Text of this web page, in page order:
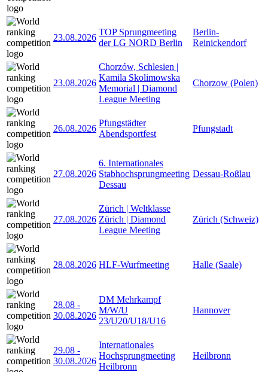
23.08.2026
TOP Sprungmeeting
der LG NORD Berlin
Berlin-
Reinickendorf
23.08.2026
Chorzów, Schlesien |
Kamila Skolimowska
Memorial | Diamond
League Meeting
Chorzow (Polen)
26.08.2026
Pfungstädter
Abendsportfest
Pfungstadt
27.08.2026
6. Internationales
Stabhochsprungmeeting
Dessau
Dessau-Roßlau
27.08.2026
Zürich | Weltklasse
Zürich | Diamond
League Meeting
Zürich (Schweiz)
28.08.2026 HLF-Wurfmeeting Halle (Saale)
28.08 -
30.08.2026
DM Mehrkampf
M/W/U
23/U20/U18/U16
Hannover
29.08 -
30.08.2026
Internationales
Hochsprungmeeting
Heilbronn
Heilbronn